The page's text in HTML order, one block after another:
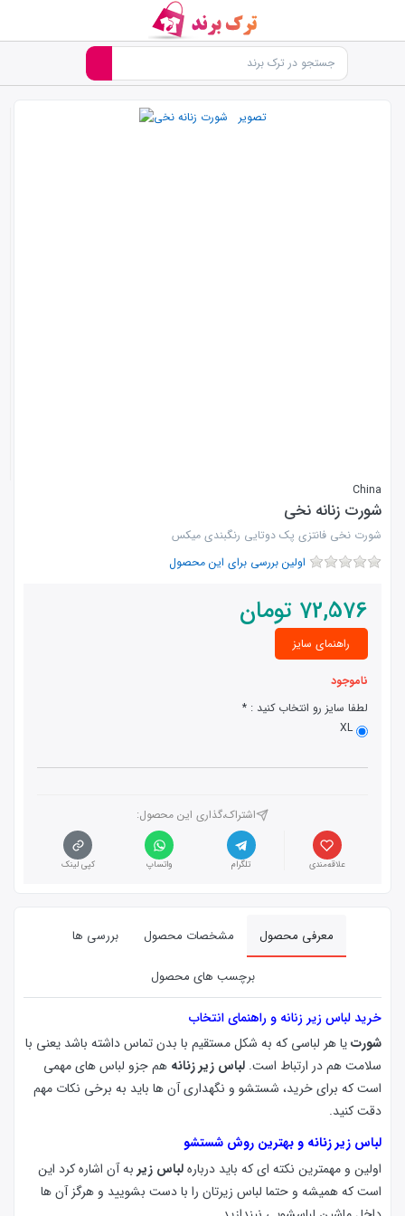
China
شورت زنانه نخی
شورت نخی فانتزی پک دوتایی رنگبندی میکس
اولین بررسی برای این محصول
72,576 تومان
راهنمای سایز
ناموجود
لطفا سایز رو انتخاب کنید :
XL
اشتراک،گذاری این محصول‌:
علاقه‌مندی تلگرام واتساپ کپی لینک
معرفی محصول مشخصات محصول بررسی ها
برچسب های محصول
خرید لباس زیر زنانه و راهنمای انتخاب
شورتیا هر لباسی که به شکل مستقیم با بدن تماس داشته باشد یعنی با
سلامت هم در ارتباط است. لباس زیر زنانه هم جزو لباس های مهمی
است که برای خرید، شستشو و نگهداری آن ها باید به برخی نکات مهم
دقت کنید.
لباس زیر زنانه و بهترین روش شستشو
اولین و مهمترین نکته ای که باید دربارهلباس زیر به آن اشاره کرد این
است که همیشه و حتما لباس زیرتان را با دست بشویید و هرگز آن ها